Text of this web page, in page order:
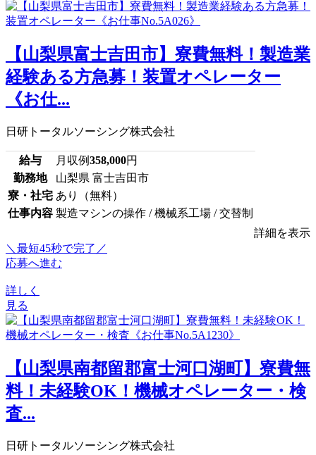
【山梨県富士吉田市】寮費無料！製造業
経験ある方急募！装置オペレーター
《お仕...
日研トータルソーシング株式会社
給与 月収例358,000円
勤務地
山梨県 富士吉田市
寮・社宅 あり（無料）
仕事内容 製造マシンの操作 / 機械系工場 / 交替制
詳細を表示
＼最短45秒で完了／
応募へ進む
詳しく
見る
【山梨県南都留郡富士河口湖町】寮費無
料！未経験OK！機械オペレーター・検
査...
日研トータルソーシング株式会社